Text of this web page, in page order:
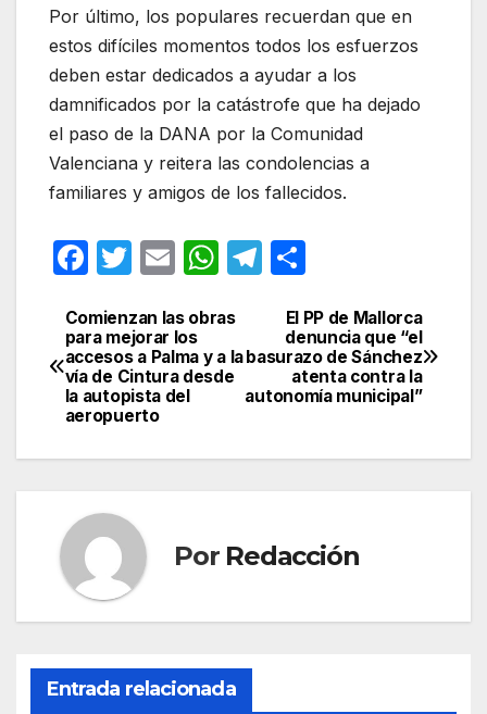
Por último, los populares recuerdan que en
estos difíciles momentos todos los esfuerzos
deben estar dedicados a ayudar a los
damnificados por la catástrofe que ha dejado
el paso de la DANA por la Comunidad
Valenciana y reitera las condolencias a
familiares y amigos de los fallecidos.
F
c
e
b
o
o
T
itt
er
E
ail
W
at
s
A
p
T
gr
a
m
p
ar
Navegación
de
entradas
El PP de Mallorca
denuncia que “el
basurazo de Sánchez
atenta contra la
autonomía municipal”
Comienzan las obras
para mejorar los
accesos a Palma y a la
vía de Cintura desde
la autopista del
aeropuerto
Por Redacción
Entrada relacionada